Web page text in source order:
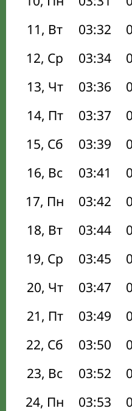
11, Вт
03:32
12, Ср
03:34
13, Чт
03:36
14, Пт
03:37
15, Сб
03:39
16, Вс
03:41
17, Пн
03:42
18, Вт
03:44
19, Ср
03:45
20, Чт
03:47
21, Пт
03:49
22, Сб
03:50
23, Вс
03:52
24, Пн
03:53